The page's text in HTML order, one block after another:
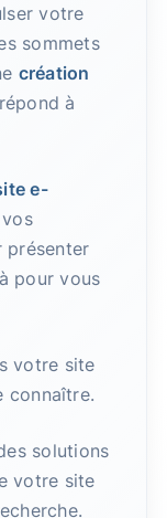
votre
sommets
création
à
e-
présenter
pour vous
votre site
connaître.
solutions
votre site